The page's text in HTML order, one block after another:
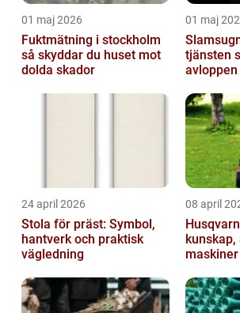
01 maj 2026
Fuktmätning i stockholm
så skyddar du huset mot
dolda skador
01 maj
Slamsugning så
tjänsten
24 april 2026
Stola för präst: Symbol,
hantverk och praktisk
vägledning
08 april